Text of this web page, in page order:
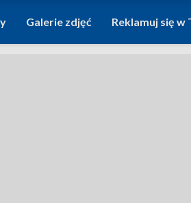
Galerie zdjęć Reklamuj się w